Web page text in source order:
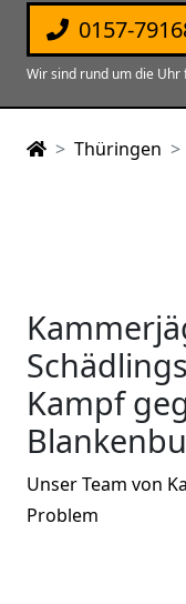
0157-
Wir sind rund um die
Thüringen
Kampf
Unser Team von
Problem